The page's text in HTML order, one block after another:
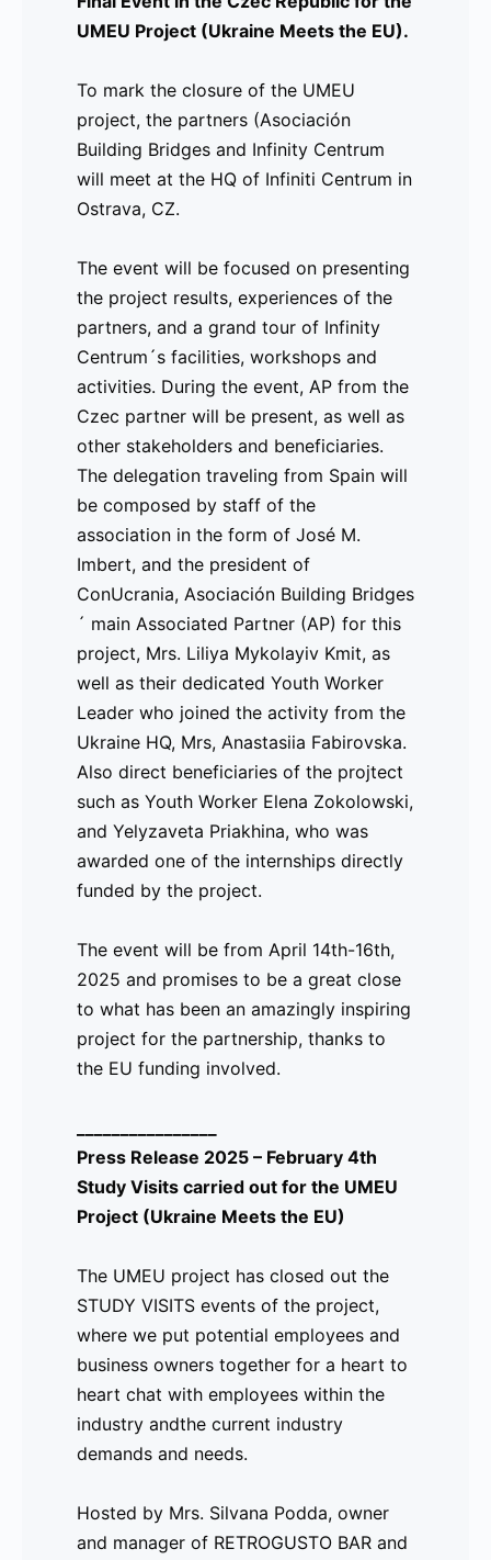
UMEU Project (Ukraine Meets the EU).
To mark the closure of the UMEU
project, the partners (Asociación
Building Bridges and Infinity Centrum
will meet at the HQ of Infiniti Centrum in
Ostrava, CZ.
The event will be focused on presenting
the project results, experiences of the
partners, and a grand tour of Infinity
Centrum´s facilities, workshops and
activities. During the event, AP from the
Czec partner will be present, as well as
other stakeholders and beneficiaries.
The delegation traveling from Spain will
be composed by staff of the
association in the form of José M.
Imbert, and the president of
ConUcrania, Asociación Building Bridges
´ main Associated Partner (AP) for this
project, Mrs. Liliya Mykolayiv Kmit, as
well as their dedicated Youth Worker
Leader who joined the activity from the
Ukraine HQ, Mrs, Anastasiia Fabirovska.
Also direct beneficiaries of the projtect
such as Youth Worker Elena Zokolowski,
and Yelyzaveta Priakhina, who was
awarded one of the internships directly
funded by the project.
The event will be from April 14th-16th,
2025 and promises to be a great close
to what has been an amazingly inspiring
project for the partnership, thanks to
the EU funding involved.
Press Release 2025 – February 4th
Study Visits carried out for the UMEU
Project (Ukraine Meets the EU)
The UMEU project has closed out the
STUDY VISITS events of the project,
where we put potential employees and
business owners together for a heart to
heart chat with employees within the
industry andthe current industry
demands and needs.
Hosted by Mrs. Silvana Podda, owner
and manager of RETROGUSTO BAR and
imágenes y acceder a los recursos
________________________________________
Comunicado de Prensa 2025 – 1 de abril
Evento Final en la República Checa para el
Con motivo del cierre del proyecto UMEU, los
Centrum) se reunirán en la sede de Infinity
El evento se centrará en presentar los
un recorrido por las instalaciones de Infinity
evento, estará presente el AP del socio checo,
delegación que viajará desde España estará
asociación, comoJosé M. Imbert, y la
de Asociación Building Bridges en este proyecto,
Fabirovska, así como beneficiarios directos del
Zokolowski , yYelyzaveta Priakhina
directamente financiadas por el proyecto.
El evento se celebrará del14 al 16 de abril de
lo que ha sido un proyecto increíblemente
de la UE.
________________________
Comunicado de Prensa 2025 – 4 de
Visitas de Estudio realizadas para el
El proyecto UMEU ha cerrado las VISITAS DE
de la industria, abordando las demandas y
Las visitas fueron organizadas por Sra. Silvana
BAR y CAFÉ, ubicado en Plaza del Biombo,
con la presencia de 4 participantes por visita
objetivo de generar un diálogo sobre las
necesarias para roles de atención al público, y
prácticas comunes dentro de la industria en
_________________
Comunicado 2025 – 20 de enero Llamado a
Meets the EU)
Youth Workers en España para impartir la guía
en integración de actividades no-formales,